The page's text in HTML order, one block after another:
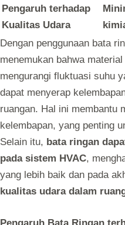
Pengaruh terhadap
Kualitas Udara
Dengan penggunaan bata
menemukan bahwa
mengurangi fluktuasi suhu
dapat menyerap
ruangan. Hal ini membantu
kelembapan, yang penting
Selain itu, bata ringan
pada sistem HVAC,
yang lebih baik dan pada
kualitas udara dalam
Pengaruh Bata Ringan